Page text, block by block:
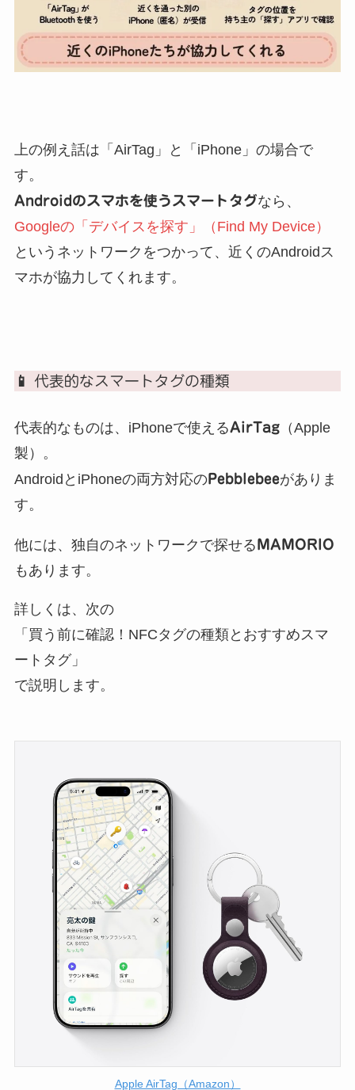
上の例え話は「AirTag」と「iPhone」の場合で
す。
Androidのスマホを使うスマートタグなら、
Googleの「デバイスを探す」（Find My Device）
というネットワークをつかって、近くのAndroidス
マホが協力してくれます。
📱 代表的なスマートタグの種類
代表的なものは、iPhoneで使えるAirTag（Apple
製）。
AndroidとiPhoneの両方対応のPebblebeeがありま
す。
他には、独自のネットワークで探せるMAMORIO
もあります。
詳しくは、次の
「買う前に確認！NFCタグの種類とおすすめスマ
ートタグ」
で説明します。
Apple AirTag（Amazon）